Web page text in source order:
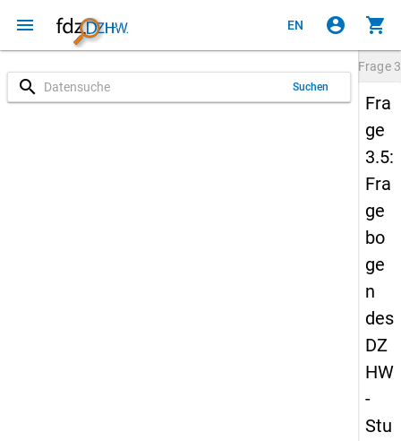
menu EN account_circle shopping_cart
search Suchen
Frage
Fra
ge
3.5:
Fra
ge
bo
ge
n
des
DZ
HW
-
Stu